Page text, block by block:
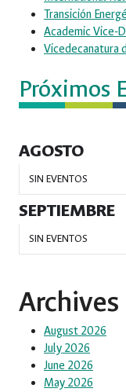
Transición
Academic Vice-
Vicedecanatura
Próximos
AGOSTO
SIN EVENTOS
SEPTIEMBRE
SIN EVENTOS
Archives
August 2026
July 2026
June 2026
May 2026